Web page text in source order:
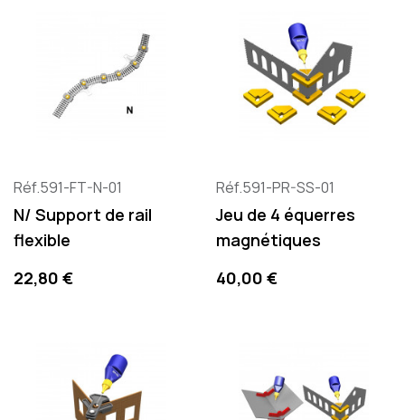
Réf.591-FT-N-01
N/ Support de rail
flexible
Prix
22,80 €
Réf.591-PR-SS-01
Jeu de 4 équerres
magnétiques
Prix
40,00 €